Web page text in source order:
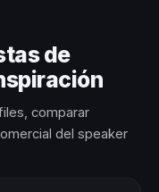
de
comparar
del speaker